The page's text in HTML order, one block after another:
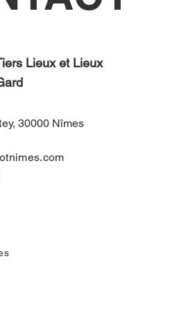
Lieux et Lieux
30000 Nîmes